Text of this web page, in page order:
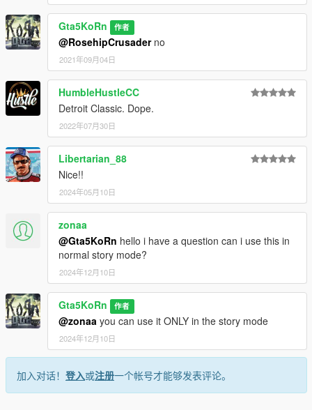
Gta5KoRn 作者
@RosehipCrusaderno
2021年09月04日
HumbleHustleCC
Detroit Classic. Dope.
2022年07月30日
Libertarian_88
Nice!!
2024年05月10日
zonaa
@Gta5KoRn hello i have a question can i use this in
normal story mode?
2024年12月10日
Gta5KoRn 作者
@zonaa you can use it ONLY in the story mode
2024年12月10日
加入对话！ 登入或注册一个帐号才能够发表评论。